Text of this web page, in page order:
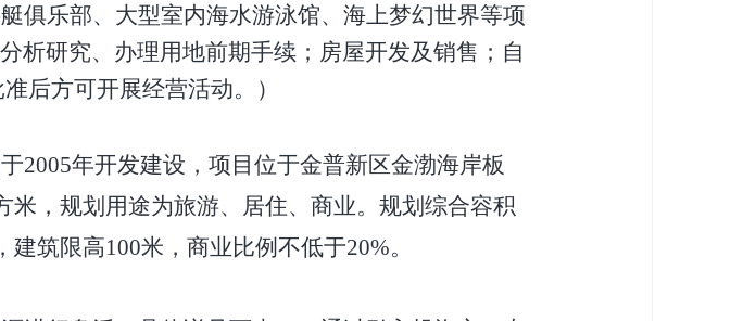
俱乐部、大型室内海水游泳馆、海上梦幻世界等项
析研究、办理用地前期手续；房屋开发及销售；自
后方可开展经营活动。）
2005年开发建设，项目位于金普新区金渤海岸板
米，规划用途为旅游、居住、商业。规划综合容积
筑限高100米，商业比例不低于20%。